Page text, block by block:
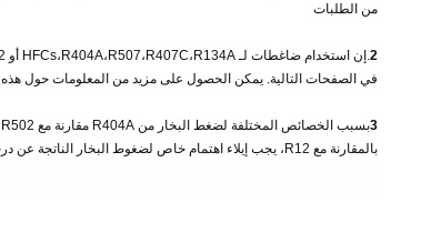
من الطلبات
2.إن استخدام ضاغطات لـ HFCs،R404A،R507،R407C،R134A أو R22 يؤدي إلى عدد من
في الصفحات التالية. يمكن الحصول على مزيد من المعلومات حول هذه
3بسبب الخصائص المختلفة لضغط البخار من R404A مقارنة مع R502 و R134a
بالمقارنة مع R12، يجب إيلاء اهتمام خاص لضغوط البخار الناتجة عن درجة حرارة البيئة ((خاصة عند التوقف).يجب عدم تجاوز الحدود المسموح بها للضاغط ومكونات النظام الأخرى.